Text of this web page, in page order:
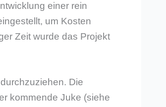
einer rein
um Kosten
Zeit wurde das Projekt
Die
kommende Juke (siehe